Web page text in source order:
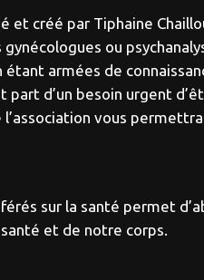
et créé par Tiphaine
ou
armées de
d’un besoin urgent
vous
sur la santé permet
et de notre corps.